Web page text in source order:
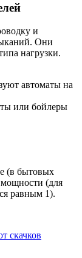
и
Они
нагрузки.
автоматы на
или бойлеры
(в бытовых
(для
равным 1).
скачков